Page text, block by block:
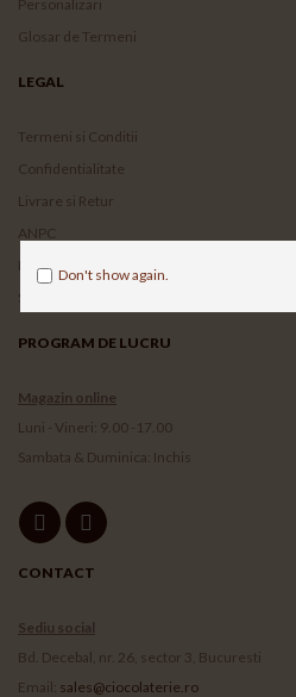
Don't show again.
Personalizari
Glosar de Termeni
LEGAL
Termeni si Conditii
Confidentialitate
Livrare si Retur
ANPC
Harta site
Sesizari
PROGRAM DE LUCRU
Magazin online
Luni - Vineri: 9.00 -17.00
Sambata & Duminica: Inchis
CONTACT
Sediu social
Bd. Decebal, nr. 26, sector 3, Bucuresti
Email: sales@ciocolaterie.ro